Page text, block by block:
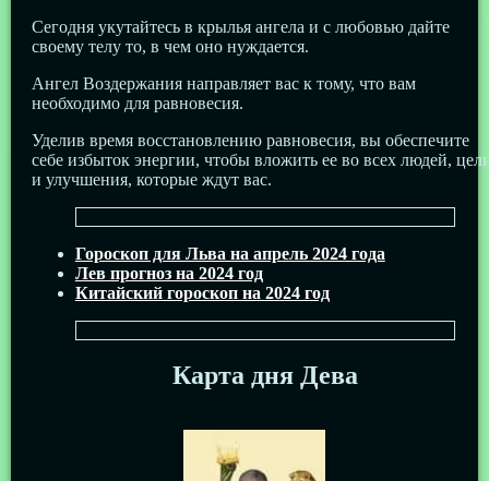
Сегодня укутайтесь в крылья ангела и с любовью дайте
своему телу то, в чем оно нуждается.
Ангел Воздержания направляет вас к тому, что вам
необходимо для равновесия.
Уделив время восстановлению равновесия, вы обеспечите
себе избыток энергии, чтобы вложить ее во всех людей,
и улучшения, которые ждут вас.
Гороскоп для Льва на апрель 2024 года
Лев прогноз на 2024 год
Китайский гороскоп на 2024 год
Карта дня Дева